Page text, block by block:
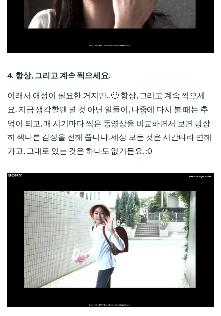
4. 항상, 그리고 계속 찍으세요.
이래서 애정이 필요한 거지만.. 🙂 항상, 그리고 계속 찍으세
요. 지금 생각할땐 별 것 아닌 일들이, 나중에 다시 볼 때는 추
억이 되고, 매 시기마다 찍은 동영상을 비교하면서 보면 굉장
히 색다른 감정을 전해 줍니다. 세상 모든 것은 시간따라 변해
가고, 그대로 있는 것은 하나도 없거든요. :0